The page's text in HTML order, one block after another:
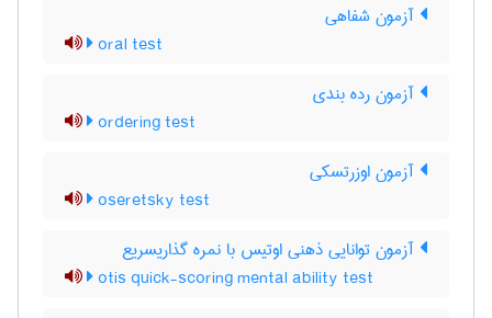
آزمون شفاهی
oral test
آزمون رده بندی
ordering test
آزمون اوزرتسکی
oseretsky test
آزمون توانایی ذهنی اوتیس با نمره گذاریسریع
otis quick-scoring mental ability test